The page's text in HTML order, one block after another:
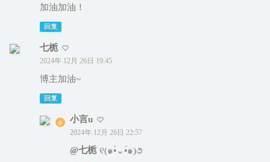
加油加油！
回复
七栀
2024年 12月 26日 19:45
博主加油~
回复
小言u
2024年 12月 26日 22:57
@七栀 ୧(๑•̀⌄•́๑)૭